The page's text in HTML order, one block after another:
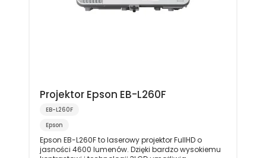
Projektor Epson EB-L260F
EB-L260F
Epson
Epson EB-L260F to laserowy projektor FullHD o
jasności 4600 lumenów. Dzięki bardzo wysokiemu